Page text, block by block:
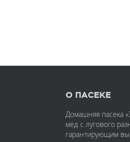
О ПАСЕКЕ
Домашняя пасека
мед с лугового
гарантирующим